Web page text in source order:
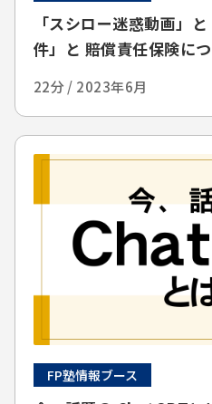
「スシロー迷惑動画」
件」と 賠償責任保険に
22分 / 2023年6月
FP塾情報ブース